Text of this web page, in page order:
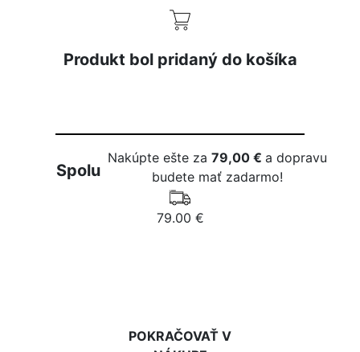
Produkt bol pridaný do košíka
Spolu
Nakúpte ešte za79,00 €a dopravu
budete mať zadarmo!
79.00 €
POKRAČOVAŤ V